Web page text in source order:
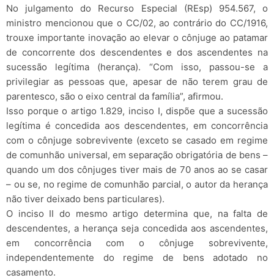
No julgamento do Recurso Especial (REsp) 954.567, o
ministro mencionou que o CC/02, ao contrário do CC/1916,
trouxe importante inovação ao elevar o cônjuge ao patamar
de concorrente dos descendentes e dos ascendentes na
sucessão legítima (herança). “Com isso, passou-se a
privilegiar as pessoas que, apesar de não terem grau de
parentesco, são o eixo central da família”, afirmou.
Isso porque o artigo 1.829, inciso I, dispõe que a sucessão
legítima é concedida aos descendentes, em concorrência
com o cônjuge sobrevivente (exceto se casado em regime
de comunhão universal, em separação obrigatória de bens –
quando um dos cônjuges tiver mais de 70 anos ao se casar
– ou se, no regime de comunhão parcial, o autor da herança
não tiver deixado bens particulares).
O inciso II do mesmo artigo determina que, na falta de
descendentes, a herança seja concedida aos ascendentes,
em concorrência com o cônjuge sobrevivente,
independentemente do regime de bens adotado no
casamento.